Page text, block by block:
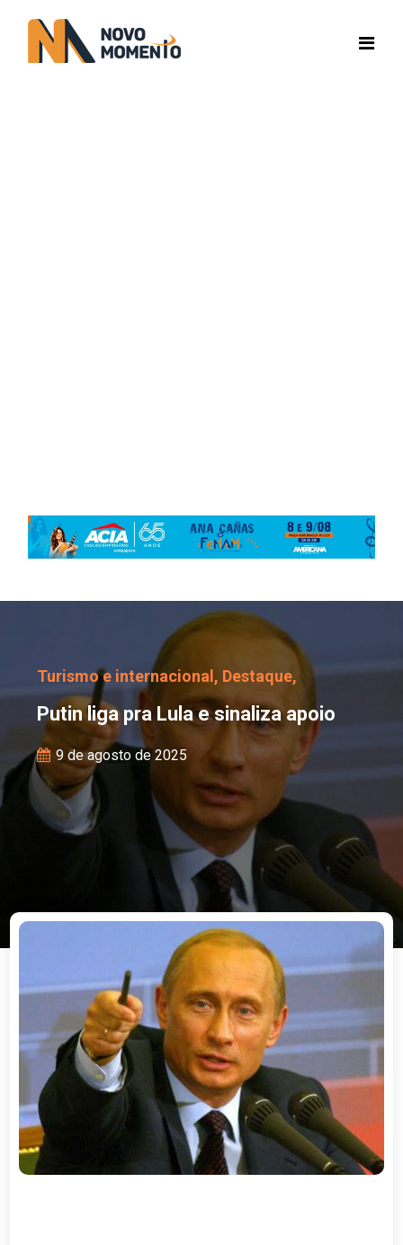
Putin liga pra Lula e
Turismo e internacional, Destaque,
Putin liga pra Lula e sinaliza apoio
9 de agosto de 2025